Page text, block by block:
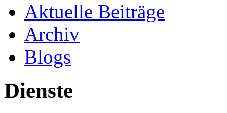
Aktuelle Beiträge
Archiv
Blogs
Dienste